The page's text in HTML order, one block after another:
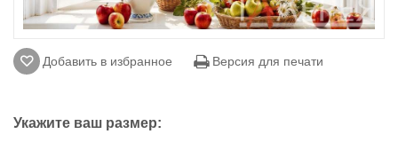
Добавить в избранное Версия для печати
Укажите ваш размер: